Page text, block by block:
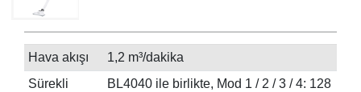
Hava akışı
1,2 m³/dakika
Sürekli
BL4040 ile birlikte, Mod 1 / 2 / 3 / 4: 128